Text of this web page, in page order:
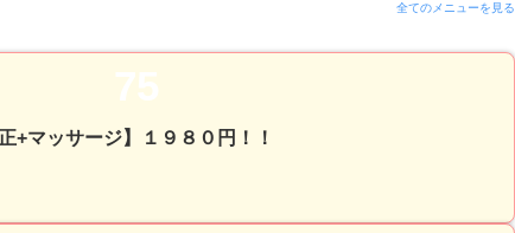
全てのメニューを見る
75
+マッサージ】１９８０円！！